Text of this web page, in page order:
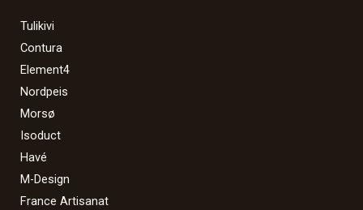
Tulikivi
Contura
Element4
Nordpeis
Morsø
Isoduct
Havé
M-Design
France Artisanat